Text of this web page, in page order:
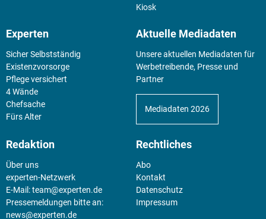
Kiosk
Experten
Sicher Selbstständig
Existenz­vorsorge
Pflege versichert
4 Wände
Chefsache
Fürs Alter
Aktuelle Mediadaten
Unsere aktuellen Mediadaten für
Werbetreibende, Presse und
Partner
Mediadaten 2026
Redaktion
Über uns
experten-Netzwerk
E-Mail:team@experten.de
Pressemeldungen bitte an:
news@experten.de
Rechtliches
Abo
Kontakt
Datenschutz
Impressum